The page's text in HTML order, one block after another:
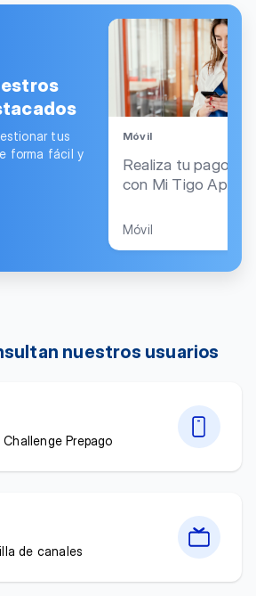
tus
forma fácil y
Móvil
Realiza tu pago en
con Mi Tigo App
Móvil
nuestros usuarios
Prepago
de canales